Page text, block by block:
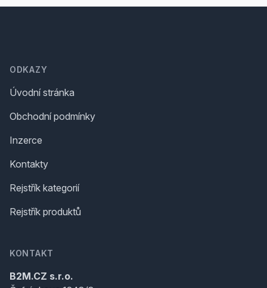
ODKAZY
Úvodní stránka
Obchodní podmínky
Inzerce
Kontakty
Rejstřík kategorií
Rejstřík produktů
KONTAKT
B2M.CZ s.r.o.